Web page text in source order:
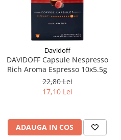
Davidoff
DAVIDOFF Capsule Nespresso
Rich Aroma Espresso 10x5.5g
22,80 Lei
17,10 Lei
ADAUGA IN COS